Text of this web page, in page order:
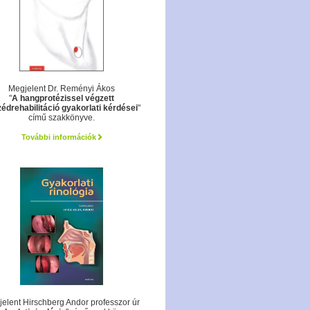
Megjelent Dr. Reményi Ákos
"A hangprotézissel végzett
gyakorlati kérdései"
című szakkönyve.
További információk
Hirschberg Andor professzor úr